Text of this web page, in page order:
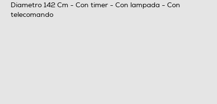
Diametro 142 Cm - Con timer - Con lampada - Con
telecomando